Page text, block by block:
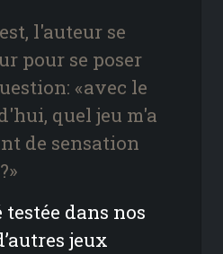
l'auteur se
pour se poser
«avec le
quel jeu m'a
de sensation
testée dans nos
jeux